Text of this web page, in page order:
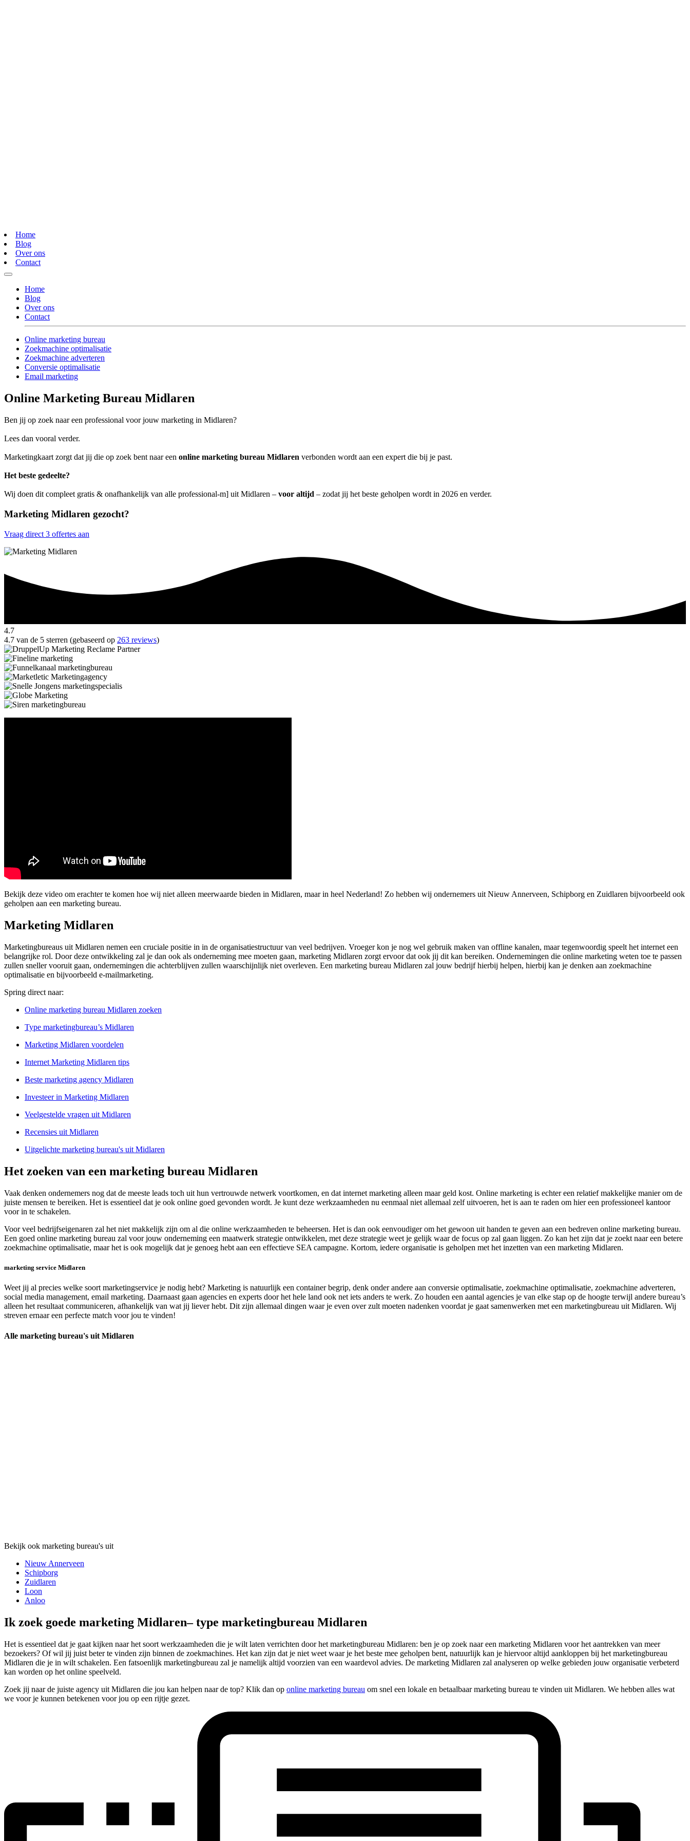
Home
Blog
Over ons
Contact
Home
Blog
Over ons
Contact
Online marketing bureau
Zoekmachine optimalisatie
Zoekmachine adverteren
Conversie optimalisatie
Email marketing
Online Marketing Bureau Midlaren
Ben jij op zoek naar een professional voor jouw marketing in Midlaren?
Lees dan vooral verder.
Marketingkaart zorgt dat jij die op zoek bent naar een online marketing bureau Midlaren verbonden wordt aan een expert die bij je past.
Het beste gedeelte?
Wij doen dit compleet gratis & onafhankelijk van alle professional-m] uit Midlaren – voor altijd – zodat jij het beste geholpen wordt in 2026 en verder.
Marketing Midlaren gezocht?
Vraag direct 3 offertes aan
4.7
4.7 van de 5 sterren (gebaseerd op 263 reviews)
Bekijk deze video om erachter te komen hoe wij niet alleen meerwaarde bieden in Midlaren, maar in heel Nederland! Zo hebben wij ondernemers uit Nieuw Annerveen, Schipborg en Zuidlaren bijvoorbeeld ook
geholpen aan een marketing bureau.
Marketing Midlaren
Marketingbureaus uit Midlaren nemen een cruciale positie in in de organisatiestructuur van veel bedrijven. Vroeger kon je nog wel gebruik maken van offline kanalen, maar tegenwoordig speelt het internet een
belangrijke rol. Door deze ontwikkeling zal je dan ook als onderneming mee moeten gaan, marketing Midlaren zorgt ervoor dat ook jij dit kan bereiken. Ondernemingen die online marketing weten toe te passen
zullen sneller vooruit gaan, ondernemingen die achterblijven zullen waarschijnlijk niet overleven. Een marketing bureau Midlaren zal jouw bedrijf hierbij helpen, hierbij kan je denken aan zoekmachine
optimalisatie en bijvoorbeeld e-mailmarketing.
Spring direct naar:
Online marketing bureau Midlaren zoeken
Type marketingbureau’s Midlaren
Marketing Midlaren voordelen
Internet Marketing Midlaren tips
Beste marketing agency Midlaren
Investeer in Marketing Midlaren
Veelgestelde vragen uit Midlaren
Recensies uit Midlaren
Uitgelichte marketing bureau's uit Midlaren
Het zoeken van een marketing bureau Midlaren
Vaak denken ondernemers nog dat de meeste leads toch uit hun vertrouwde netwerk voortkomen, en dat internet marketing alleen maar geld kost. Online marketing is echter een relatief makkelijke manier om de
juiste mensen te bereiken. Het is essentieel dat je ook online goed gevonden wordt. Je kunt deze werkzaamheden nu eenmaal niet allemaal zelf uitvoeren, het is aan te raden om hier een professioneel kantoor
voor in te schakelen.
Voor veel bedrijfseigenaren zal het niet makkelijk zijn om al die online werkzaamheden te beheersen. Het is dan ook eenvoudiger om het gewoon uit handen te geven aan een bedreven online marketing bureau.
Een goed online marketing bureau zal voor jouw onderneming een maatwerk strategie ontwikkelen, met deze strategie weet je gelijk waar de focus op zal gaan liggen. Zo kan het zijn dat je zoekt naar een betere
zoekmachine optimalisatie, maar het is ook mogelijk dat je genoeg hebt aan een effectieve SEA campagne. Kortom, iedere organisatie is geholpen met het inzetten van een marketing Midlaren.
marketing service Midlaren
Weet jij al precies welke soort marketingservice je nodig hebt? Marketing is natuurlijk een container begrip, denk onder andere aan conversie optimalisatie, zoekmachine optimalisatie, zoekmachine adverteren,
social media management, email marketing. Daarnaast gaan agencies en experts door het hele land ook net iets anders te werk. Zo houden een aantal agencies je van elke stap op de hoogte terwijl andere bureau’s
alleen het resultaat communiceren, afhankelijk van wat jij liever hebt. Dit zijn allemaal dingen waar je even over zult moeten nadenken voordat je gaat samenwerken met een marketingbureau uit Midlaren. Wij
streven ernaar een perfecte match voor jou te vinden!
Alle marketing bureau's uit Midlaren
Bekijk ook marketing bureau's uit
Nieuw Annerveen
Schipborg
Zuidlaren
Loon
Anloo
Ik zoek goede marketing Midlaren– type marketingbureau Midlaren
Het is essentieel dat je gaat kijken naar het soort werkzaamheden die je wilt laten verrichten door het marketingbureau Midlaren: ben je op zoek naar een marketing Midlaren voor het aantrekken van meer
bezoekers? Of wil jij juist beter te vinden zijn binnen de zoekmachines. Het kan zijn dat je niet weet waar je het beste mee geholpen bent, natuurlijk kan je hiervoor altijd aankloppen bij het marketingbureau
Midlaren die je in wilt schakelen. Een fatsoenlijk marketingbureau zal je namelijk altijd voorzien van een waardevol advies. De marketing Midlaren zal analyseren op welke gebieden jouw organisatie verbeterd
kan worden op het online speelveld.
Zoek jij naar de juiste agency uit Midlaren die jou kan helpen naar de top? Klik dan op online marketing bureau om snel een lokale en betaalbaar marketing bureau te vinden uit Midlaren. We hebben alles wat
we voor je kunnen betekenen voor jou op een rijtje gezet.